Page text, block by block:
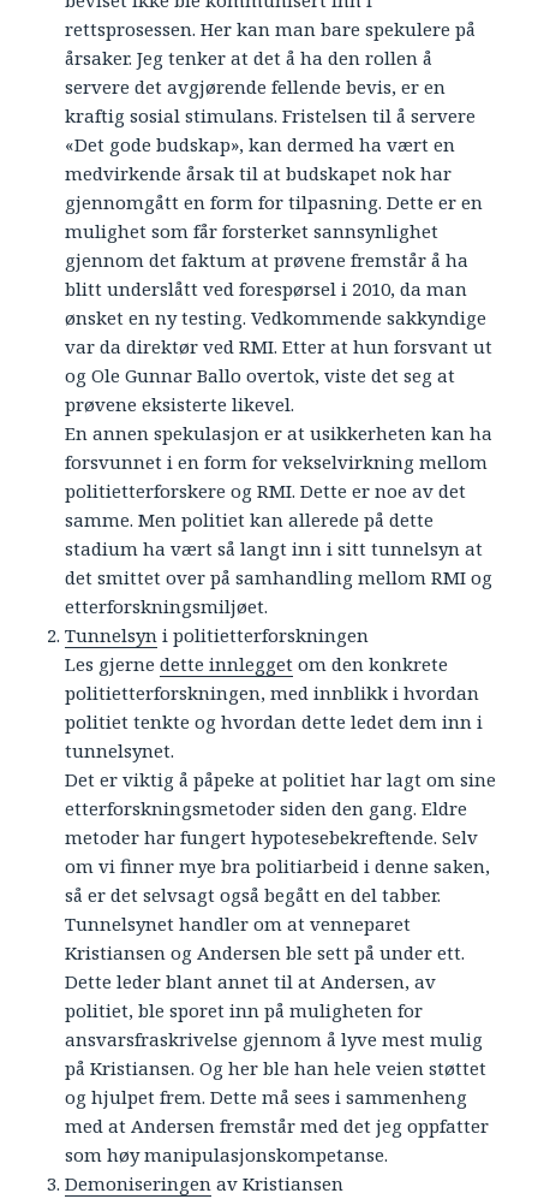
rettsprosessen. Her kan man bare spekulere på
årsaker. Jeg tenker at det å ha den rollen å
servere det avgjørende fellende bevis, er en
kraftig sosial stimulans. Fristelsen til å servere
«Det gode budskap», kan dermed ha vært en
medvirkende årsak til at budskapet nok har
gjennomgått en form for tilpasning. Dette er en
mulighet som får forsterket sannsynlighet
gjennom det faktum at prøvene fremstår å ha
blitt underslått ved forespørsel i 2010, da man
ønsket en ny testing. Vedkommende sakkyndige
var da direktør ved RMI. Etter at hun forsvant ut
og Ole Gunnar Ballo overtok, viste det seg at
prøvene eksisterte likevel.
En annen spekulasjon er at usikkerheten kan ha
forsvunnet i en form for vekselvirkning mellom
politietterforskere og RMI. Dette er noe av det
samme. Men politiet kan allerede på dette
stadium ha vært så langt inn i sitt tunnelsyn at
det smittet over på samhandling mellom RMI og
etterforskningsmiljøet.
Tunnelsyn i politietterforskningen
Les gjernedette innlegget om den konkrete
politietterforskningen, med innblikk i hvordan
politiet tenkte og hvordan dette ledet dem inn i
tunnelsynet.
Det er viktig å påpeke at politiet har lagt om sine
etterforskningsmetoder siden den gang. Eldre
metoder har fungert hypotesebekreftende. Selv
om vi finner mye bra politiarbeid i denne saken,
så er det selvsagt også begått en del tabber.
Tunnelsynet handler om at venneparet
Kristiansen og Andersen ble sett på under ett.
Dette leder blant annet til at Andersen, av
politiet, ble sporet inn på muligheten for
ansvarsfraskrivelse gjennom å lyve mest mulig
på Kristiansen. Og her ble han hele veien støttet
og hjulpet frem. Dette må sees i sammenheng
med at Andersen fremstår med det jeg oppfatter
som høy manipulasjonskompetanse.
Demoniseringen av Kristiansen